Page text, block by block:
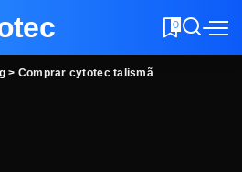
0
> Comprar cytotec talismã